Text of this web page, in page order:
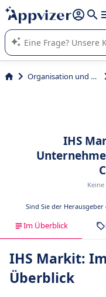
beantworten (mehrere
Die KI von Appvizer führt
von SaaS-Software in
Organisation und Planung
IHS
Sind Sie der
Im Überblick
IHS Markit: Im
Überblick